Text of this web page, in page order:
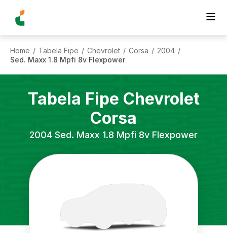
Home / Tabela Fipe / Chevrolet / Corsa / 2004 /
Sed. Maxx 1.8 Mpfi 8v Flexpower
Tabela Fipe Chevrolet
Corsa
2004 Sed. Maxx 1.8 Mpfi 8v Flexpower